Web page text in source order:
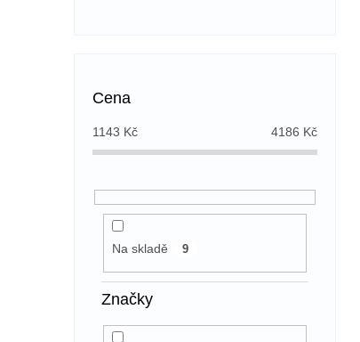
Cena
1143 Kč 4186 Kč
Na skladě 9
Značky